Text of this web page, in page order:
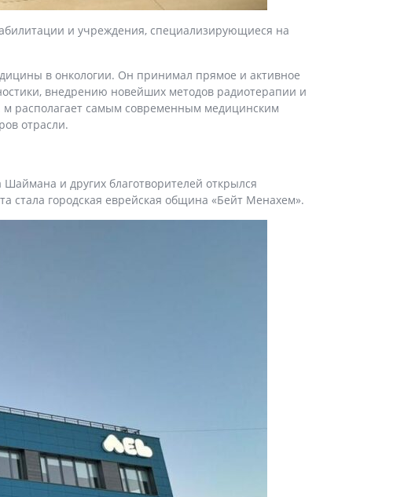
и учреждения, специализирующиеся на
в онкологии. Он принимал прямое и активное
внедрению новейших методов радиотерапии и
м располагает самым современным медицинским
отрасли.
и других благотворителей открылся
городская еврейская община «Бейт Менахем».